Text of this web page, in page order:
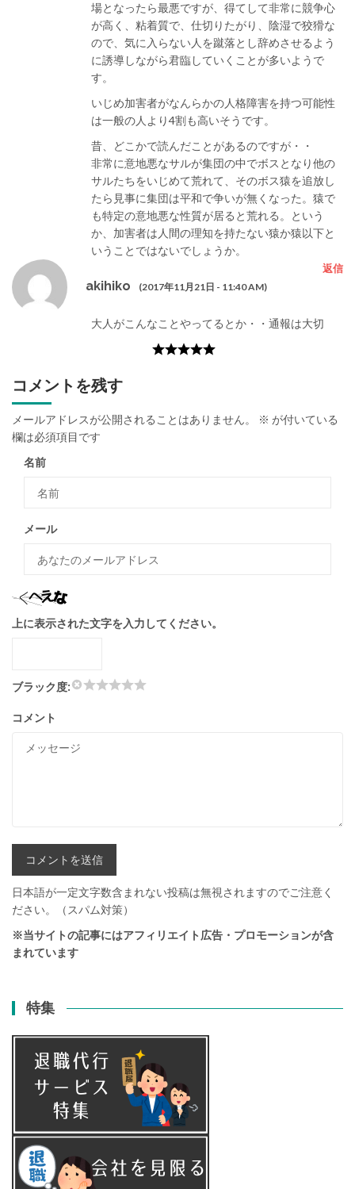
場となったら最悪ですが、得てして非常に競争心
が高く、粘着質で、仕切りたがり、陰湿で狡猾な
ので、気に入らない人を蹴落とし辞めさせるよう
に誘導しながら君臨していくことが多いようで
す。
いじめ加害者がなんらかの人格障害を持つ可能性
は一般の人より4割も高いそうです。
昔、どこかで読んだことがあるのですが・・
非常に意地悪なサルが集団の中でボスとなり他の
サルたちをいじめて荒れて、そのボス猿を追放し
たら見事に集団は平和で争いが無くなった。猿で
も特定の意地悪な性質が居ると荒れる。という
か、加害者は人間の理知を持たない猿か猿以下と
いうことではないでしょうか。
akihiko (2017年11月21日 - 11:40 AM)
返信
大人がこんなことやってるとか・・通報は大切
コメントを残す
メールアドレスが公開されることはありません。 ※ が付いている
欄は必須項目です
名前
メール
上に表示された文字を入力してください。
ブラック度:
コメント
日本語が一定文字数含まれない投稿は無視されますのでご注意く
ださい。（スパム対策）
※当サイトの記事にはアフィリエイト広告・プロモーションが含
まれています
特集